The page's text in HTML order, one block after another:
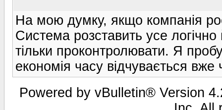
На мою думку, якщо компанія
Система розставить усе
тільки проконтролювати. Я
економія часу відчувається
Powered by vBulletin® Version